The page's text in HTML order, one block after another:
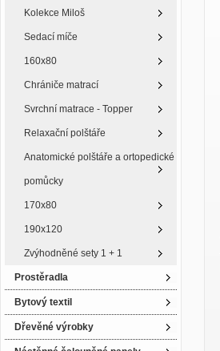
Kolekce Miloš
Sedací míče
160x80
Chrániče matrací
Svrchní matrace - Topper
Relaxační polštáře
Anatomické polštáře a ortopedické
pomůcky
170x80
190x120
Zvýhodněné sety 1 + 1
Prostěradla
Bytový textil
Dřevěné výrobky